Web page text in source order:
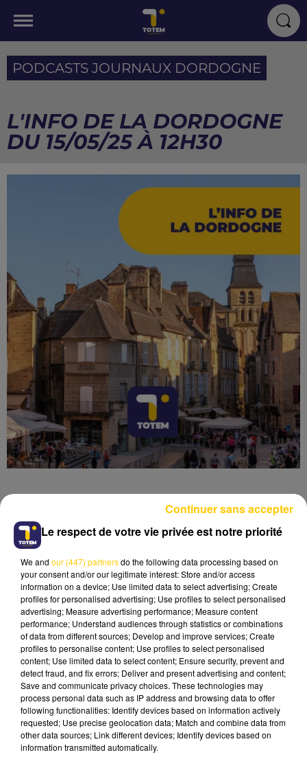
PODCASTS JOURNAUX DORDOGNE
L'INFO DE LA DORDOGNE
DU 15/05/25 À 12H30
15 mai 2025 - 6 min 18 sec
L'INFO DE LA DORDOGNE DU 15/05/25
À 12H30
Ecoutez sur Totem l'information à Tulle, Brive,
dans le Nord du Lot et le pays sarladais avec les
reportages de nos journalistes sur le terrain.
Le respect de votre vie privée est notre priorité
We and our (447) partnersdo the following data processing based on
your consent and/or our legitimate interest: Store and/or access
information on a device; Use limited data to select advertising; Create
profiles for personalised advertising; Use profiles to select personalised
advertising; Measure advertising performance; Measure content
performance; Understand audiences through statistics or combinations
of data from different sources; Develop and improve services; Create
profiles to personalise content; Use profiles to select personalised
content; Use limited data to select content; Ensure security, prevent and
detect fraud, and fix errors; Deliver and present advertising and content;
Save and communicate privacy choices. These technologies may
process personal data such as IP address and browsing data to offer
following functionalities: Identify devices based on information actively
requested; Use precise geolocation data; Match and combine data from
other data sources; Link different devices; Identify devices based on
information transmitted automatically.
Continuer sans accepter